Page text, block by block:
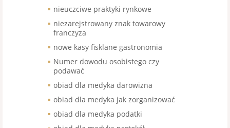
nieuczciwe praktyki rynkowe
niezarejstrowany znak towarowy
franczyza
nowe kasy fisklane gastronomia
Numer dowodu osobistego czy
podawać
obiad dla medyka darowizna
obiad dla medyka jak zorganizować
obiad dla medyka podatki